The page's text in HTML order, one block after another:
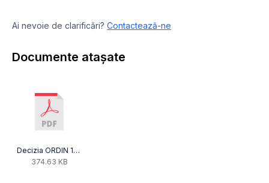
Ai nevoie de clarificări? Contactează-ne
Documente atașate
Decizia ORDIN 152 TT.pdf
374.63 KB